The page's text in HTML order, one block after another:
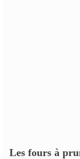
Les fours à